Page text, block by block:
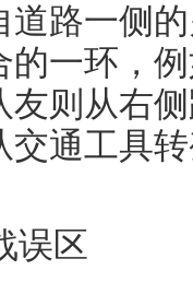
道路一侧
的一环，
友则从右
交通工具
误区